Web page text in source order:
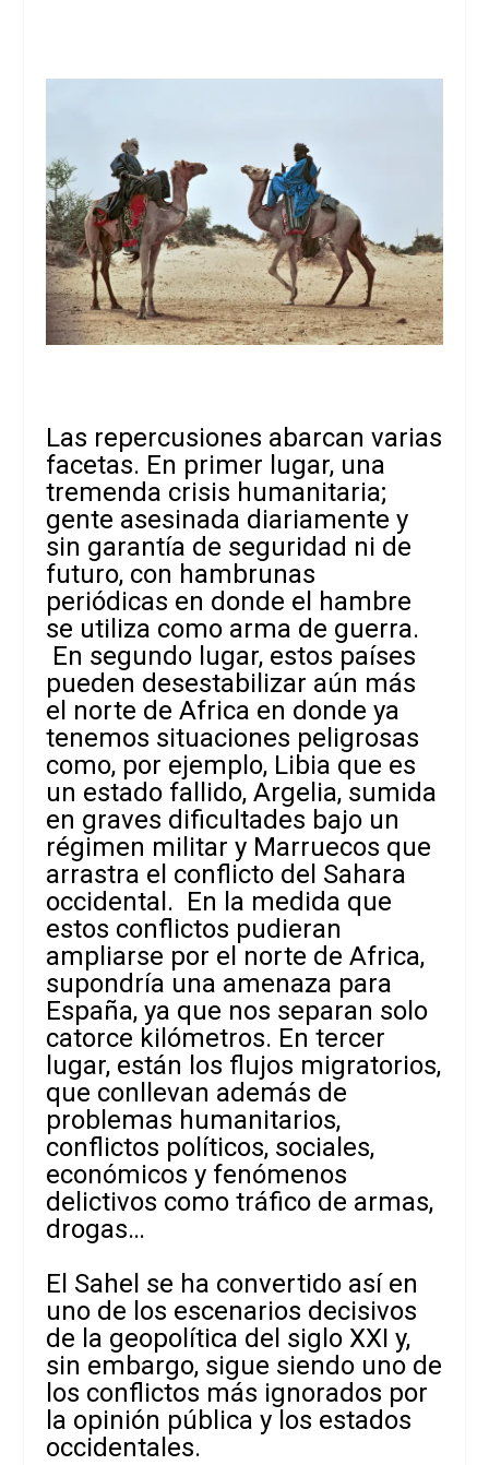
Las repercusiones abarcan varias
facetas. En primer lugar, una
tremenda crisis humanitaria;
gente asesinada diariamente y
sin garantía de seguridad ni de
futuro, con hambrunas
periódicas en donde el hambre
se utiliza como arma de guerra.
En segundo lugar, estos países
pueden desestabilizar aún más
el norte de Africa en donde ya
tenemos situaciones peligrosas
como, por ejemplo, Libia que es
un estado fallido, Argelia, sumida
en graves dificultades bajo un
régimen militar y Marruecos que
arrastra el conflicto del Sahara
occidental. En la medida que
estos conflictos pudieran
ampliarse por el norte de Africa,
supondría una amenaza para
España, ya que nos separan solo
catorce kilómetros. En tercer
lugar, están los flujos migratorios,
que conllevan además de
problemas humanitarios,
conflictos políticos, sociales,
económicos y fenómenos
delictivos como tráfico de armas,
drogas…
El Sahel se ha convertido así en
uno de los escenarios decisivos
de la geopolítica del siglo XXI y,
sin embargo, sigue siendo uno de
los conflictos más ignorados por
la opinión pública y los estados
occidentales.